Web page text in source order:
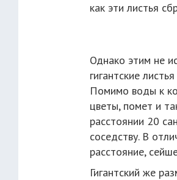
как эти листья
Однако этим не
гигантские
Помимо воды к
цветы, помет и
расстоянии 20
соседству. В
расстояние,
Гигантский же